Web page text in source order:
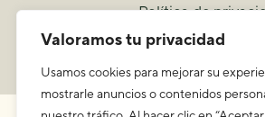
Valoramos tu privacidad
Usamos cookies para mejorar su
mostrarle anuncios o contenidos
ICEERS
Política de
Aviso legal y